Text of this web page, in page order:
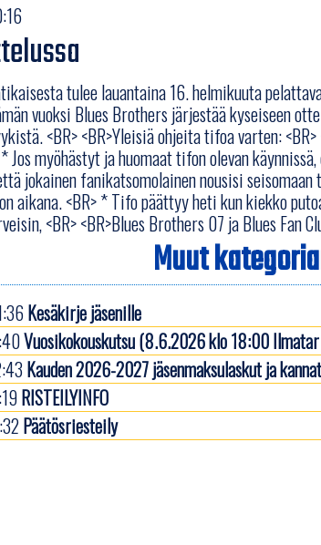
tulee lauantaina 16. helmikuuta
vuoksi Blues Brothers järjestää kyseiseen
<BR> <BR>Yleisiä ohjeita tifoa varten:
Jos myöhästyt ja huomaat tifon olevan
jokainen fanikatsomolainen nousisi
aikana. <BR> * Tifo päättyy heti kun kiekko
<BR> <BR>Blues Brothers 07 ja Blues Fan
Muut
Kesäkirje jäsenille
Vuosikokouskutsu (8.6.2026 klo 18:00
Kauden 2026-2027 jäsenmaksulaskut ja
RISTEILYINFO
Päätösriesteily